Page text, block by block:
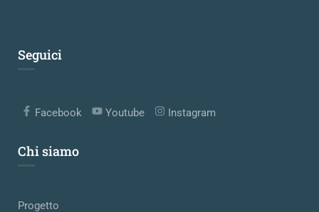
Seguici
Facebook Youtube Instagram
Chi siamo
Progetto